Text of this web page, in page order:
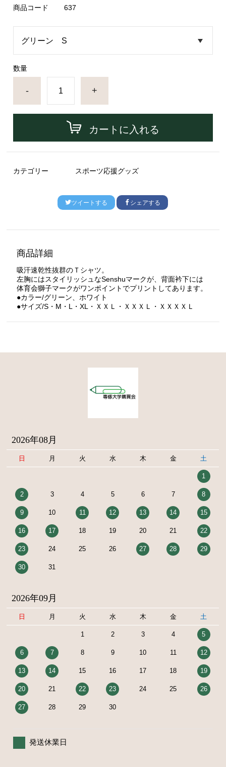
商品コード 637
数量
- +
カートに入れる
カテゴリー スポーツ応援グッズ
ツイートする シェアする
商品詳細
吸汗速乾性抜群のＴシャツ。
左胸にはスタイリッシュなSenshuマークが、背面衿下には
体育会獅子マークがワンポイントでプリントしてあります。
●カラー/グリーン、ホワイト
●サイズ/S・M・L・XL・ＸＸＬ・ＸＸＸＬ・ＸＸＸＸＬ
2026年08月
日 月 火 水 木 金 土
1
2 3 4 5 6 7 8
9 10 11 12 13 14 15
16 17 18 19 20 21 22
23 24 25 26 27 28 29
30 31
2026年09月
日 月 火 水 木 金 土
1 2 3 4 5
6 7 8 9 10 11 12
13 14 15 16 17 18 19
20 21 22 23 24 25 26
27 28 29 30
発送休業日